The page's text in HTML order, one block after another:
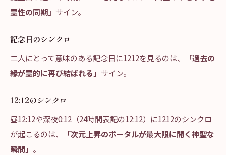
霊性の同期」 サイン。
記念日のシンクロ
二人にとって意味のある記念日に1212を見るのは、
「過去の
縁が霊的に再び結ばれる」 サイン。
12:12のシンクロ
昼12:12や深夜0:12（24時間表記の12:12）に1212のシンクロ
が起こるのは、
「次元上昇のポータルが最大限に開く神聖な
瞬間」 。